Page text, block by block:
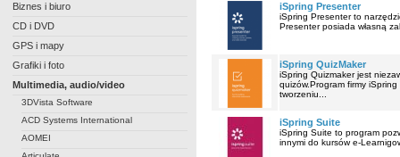
Biznes i biuro
CD i DVD
GPS i mapy
Grafiki i foto
Multimedia, audio/video
3DVista Software
ACD Systems International
AOMEI
iSpring Presenter
iSpring Presenter to
Presenter posiada własną
iSpring QuizMaker
iSpring Quizmaker jest
quizów.Program firmy
tworzeniu...
iSpring Suite
iSpring Suite to program
innymi do kursów e-